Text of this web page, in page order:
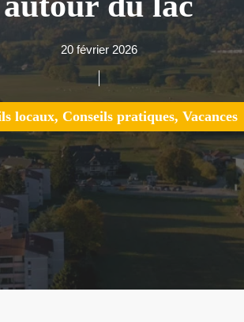
20 février 2026
locaux, Conseils pratiques, Vacances